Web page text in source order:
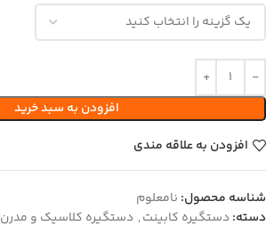
افزودن به سبد خرید
افزودن به علاقه مندی
شناسه محصول: نامعلوم
دسته:دستگیره کابینت, دستگیره کلاسیک و مدرن